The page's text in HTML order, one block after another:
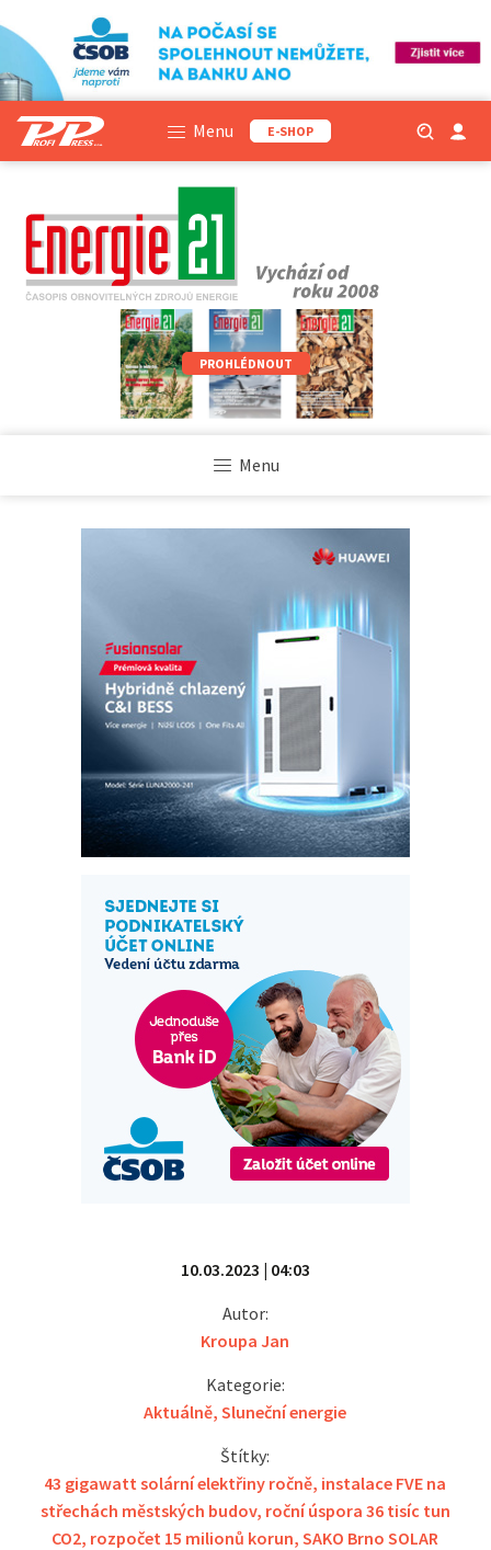
Menu E-SHOP
PROHLÉDNOUT
Menu
10.03.2023 | 04:03
Autor:
Kroupa Jan
Kategorie:
Aktuálně,Sluneční energie
Štítky:
43 gigawatt solární elektřiny ročně, instalace FVE na
střechách městských budov, roční úspora 36 tisíc tun
CO2, rozpočet 15 milionů korun,SAKO Brno SOLAR